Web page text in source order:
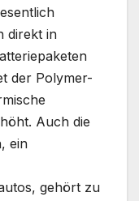
direkt in
der Polymer-
Auch die
ein
gehört zu